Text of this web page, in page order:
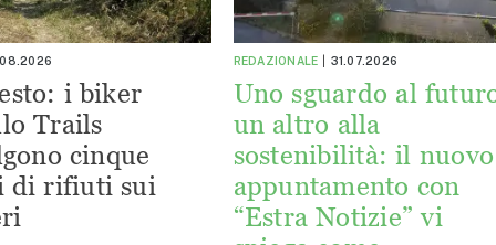
i biker
Trails
cinque
di rifiuti sui
REDAZIONALE 31.07.2026
Uno sguardo al
un altro alla
sostenibilità: il nuovo
appuntamento con
“Estra Notizie” vi